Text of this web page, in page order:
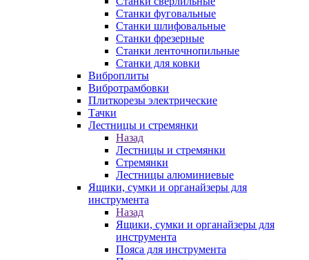
Станки фуговальные
Станки шлифовальные
Станки фрезерные
Станки ленточнопильные
Станки для ковки
Виброплиты
Вибротрамбовки
Плиткорезы электрические
Тачки
Лестницы и стремянки
Назад
Лестницы и стремянки
Стремянки
Лестницы алюминиевые
Ящики, сумки и органайзеры для
инструмента
Назад
Ящики, сумки и органайзеры для
инструмента
Пояса для инструмента